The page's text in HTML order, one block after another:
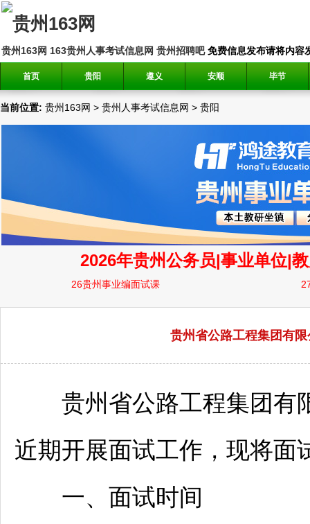
贵州163网 163贵州人事考试信息网 贵州招聘吧免费信息发布请将内容
首页 贵阳 遵义 安顺 毕节
当前位置: 贵州163网 > 贵州人事考试信息网 > 贵阳
贵州省公路工程集团有
贵州省公路工程集团有
近期开展面试工作，现将面
一、面试时间